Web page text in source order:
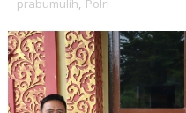
prabumulih, Polri